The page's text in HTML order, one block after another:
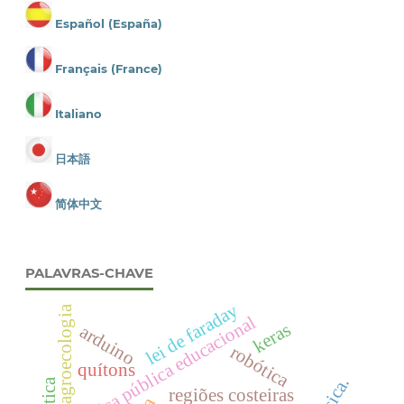
Español (España)
Français (France)
Italiano
日本語
简体中文
PALAVRAS-CHAVE
política pública educacional
quítons
regiões costeiras
robótica
keras
agroecologia lei de faraday
arduino